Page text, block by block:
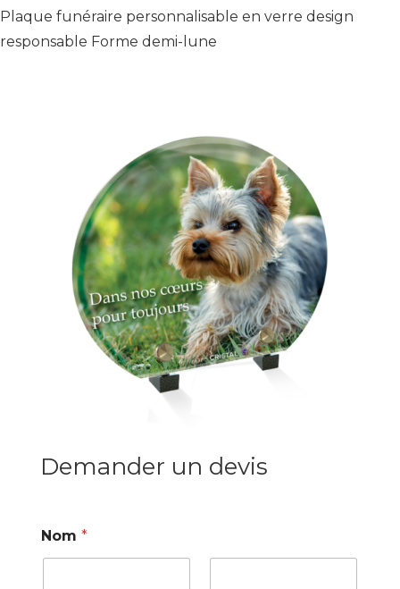
Plaque funéraire personnalisable en verre design
responsable Forme demi-lune
Demander un devis
Nom *